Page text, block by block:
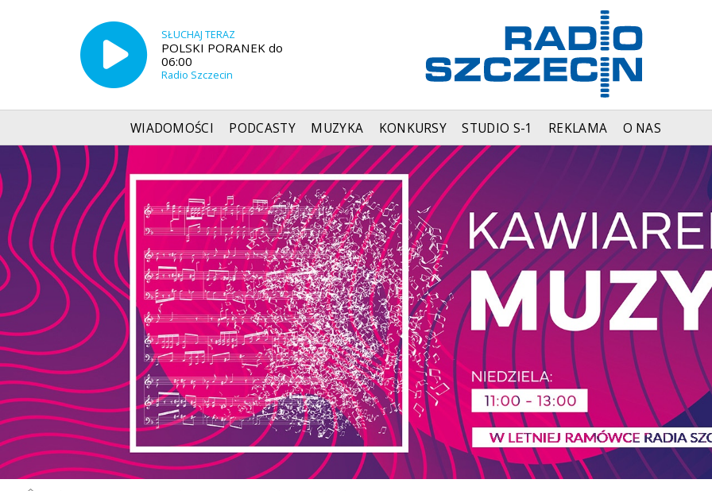
SŁUCHAJ TERAZ
POLSKI PORANEK do
06:00
Radio Szczecin
WIADOMOŚCI PODCASTY MUZYKA KONKURSY STUDIO S-1 REKLAMA O NAS